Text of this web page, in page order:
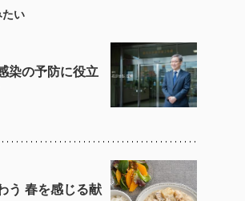
い
染の予防に役立
う 春を感じる献